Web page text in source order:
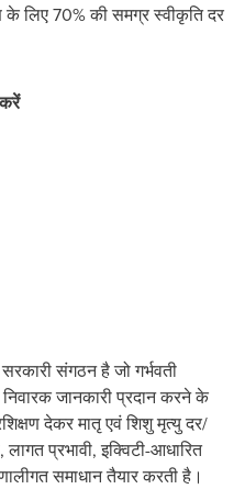
के लिए 70% की समग्र स्वीकृति दर
संगठन है जो गर्भवती
जानकारी प्रदान करने के
देकर मातृ एवं शिशु मृत्यु दर/
प्रभावी, इक्विटी-आधारित
समाधान तैयार करती है।